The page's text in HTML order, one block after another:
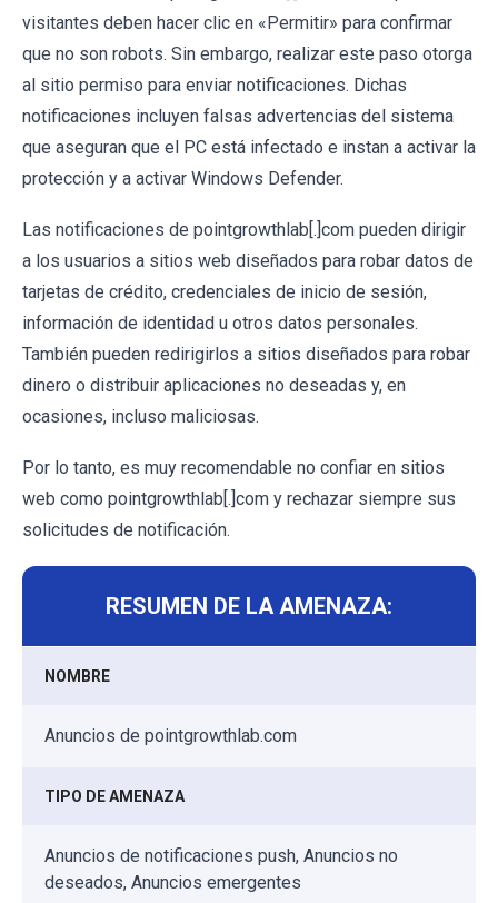
visitantes deben hacer clic en «Permitir» para confirmar
que no son robots. Sin embargo, realizar este paso otorga
al sitio permiso para enviar notificaciones. Dichas
notificaciones incluyen falsas advertencias del sistema
que aseguran que el PC está infectado e instan a activar la
protección y a activar Windows Defender.
Las notificaciones de pointgrowthlab[.]com pueden dirigir
a los usuarios a sitios web diseñados para robar datos de
tarjetas de crédito, credenciales de inicio de sesión,
información de identidad u otros datos personales.
También pueden redirigirlos a sitios diseñados para robar
dinero o distribuir aplicaciones no deseadas y, en
ocasiones, incluso maliciosas.
Por lo tanto, es muy recomendable no confiar en sitios
web como pointgrowthlab[.]com y rechazar siempre sus
solicitudes de notificación.
RESUMEN DE LA AMENAZA:
NOMBRE
Anuncios de pointgrowthlab.com
TIPO DE AMENAZA
Anuncios de notificaciones push, Anuncios no
deseados, Anuncios emergentes